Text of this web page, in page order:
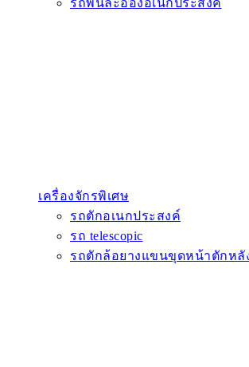
รถพ่นละอองอเนกประสงค์
เครื่องจักรพิเศษ
รถตักอเนกประสงค์
รถ telescopic
รถตักล้อยางแขนขุดหน้าตักหลั